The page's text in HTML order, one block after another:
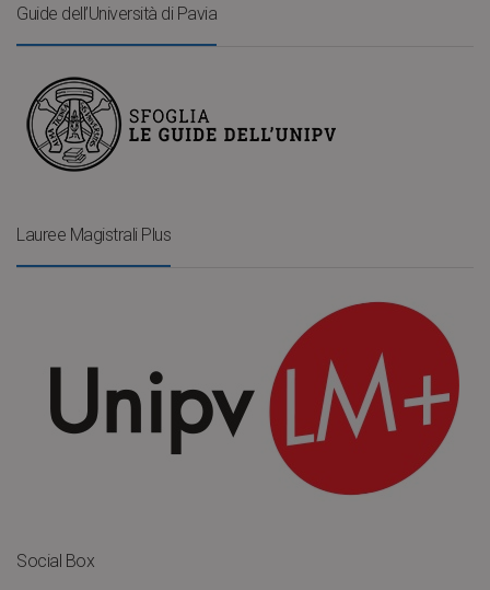
Guide dell’Università di Pavia
Lauree Magistrali Plus
Social Box